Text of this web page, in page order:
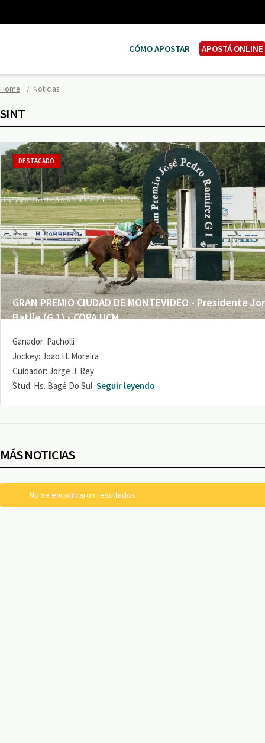
CÓMO APOSTAR APOSTÁ ONLINE
Home Noticias
SINT
GRAN PREMIO CIUDAD DE MONTEVIDEO - Presidente
Batlle (G 1) - COPA UCM
DESTACADO
Ganador: Pacholli
Jockey: Joao H. Moreira
Cuidador: Jorge J. Rey
Stud: Hs. Bagé Do Sul Seguir leyendo
MÁS NOTICIAS
No se encontraron resultados